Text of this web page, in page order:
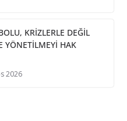
KRİZLERLE DEĞİL
YÖNETİLMEYİ HAK
2026